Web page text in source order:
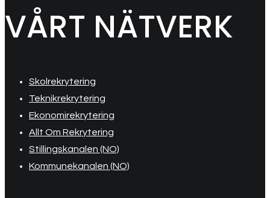
VÅRT NÄTVERK
Skolrekrytering
Teknikrekrytering
Ekonomirekrytering
Allt Om Rekrytering
Stillingskanalen (NO)
Kommunekanalen (NO)